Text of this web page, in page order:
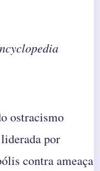
ostracismo
por
contra ameaça